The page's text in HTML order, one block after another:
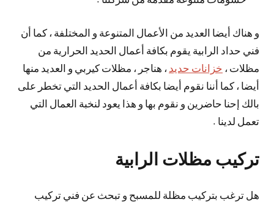
و هناك أيضا العديد من الأعمال المتنوعة و المختلفة ، كما أن
فني حداد الرابية يقوم بكافة أعمال الحديد الحرارية من
مظلات ، خزانات حديد ، هناجر ، مظلات كيربي و العديد منها
أيضا ، كما أننا نقوم أيضا بكافة أعمال الحديد التي تخطر على
بالك إحنا حاضرين و نقوم بها و هذا يعود لنخبة العمال التي
تعمل لدينا .
تركيب مظلات الرابية
هل ترغب بتركيب مظلة للمسبح و تبحث عن فني تركيب